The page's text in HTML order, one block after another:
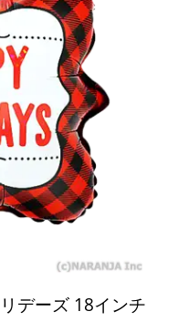
デーズ 18インチ